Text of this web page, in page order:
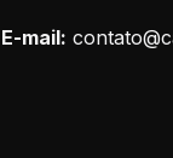
E-mail: